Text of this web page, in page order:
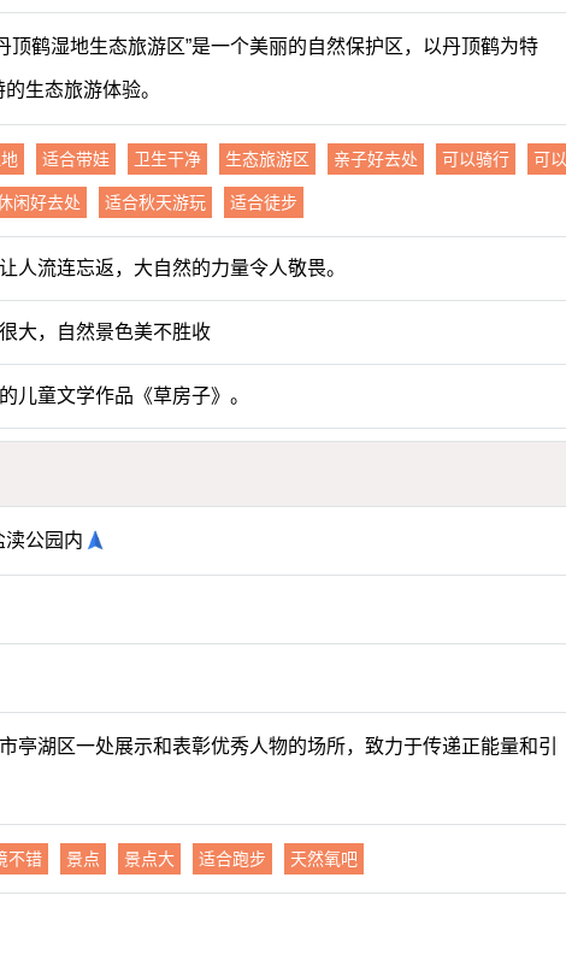
顶鹤湿地生态旅游区”是一个美丽的自然保护区，以丹顶鹤为特
生态旅游体验。
适合带娃 卫生干净 生态旅游区 亲子好去处 可以骑行 可以
闲好去处 适合秋天游玩 适合徒步
人流连忘返，大自然的力量令人敬畏。
大，自然景色美不胜收
儿童文学作品《草房子》。
渎公园内
亭湖区一处展示和表彰优秀人物的场所，致力于传递正能量和引
不错 景点 景点大 适合跑步 天然氧吧